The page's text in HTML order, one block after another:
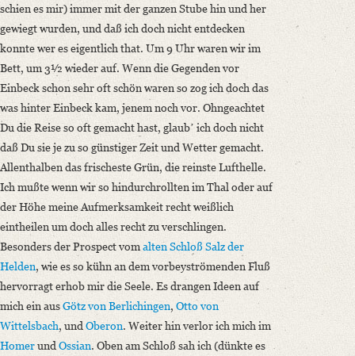
schien es mir) immer mit der ganzen Stube hin und her
gewiegt wurden, und daß ich doch nicht entdecken
konnte wer es eigentlich that. Um 9 Uhr waren wir im
Bett, um 3½ wieder auf. Wenn die Gegenden vor
Einbeck schon sehr oft schön waren so zog ich doch das
was hinter Einbeck kam, jenem noch vor. Ohngeachtet
Du die Reise so oft gemacht hast, glaubʼ ich doch nicht
daß Du sie je zu so günstiger Zeit und Wetter gemacht.
Allenthalben das frischeste Grün, die reinste Lufthelle.
Ich mußte wenn wir so hindurchrollten im Thal oder auf
der Höhe meine Aufmerksamkeit recht weißlich
eintheilen um doch alles recht zu verschlingen.
Besonders der Prospect vomalten SchloßSalz der
Helden, wie es so kühn an dem vorbeyströmenden Fluß
hervorragt erhob mir die Seele. Es drangen Ideen auf
mich ein ausGötz von Berlichingen, Otto von
Wittelsbach, und Oberon. Weiter hin verlor ich mich im
Homerund Ossian. Oben am Schloß sah ich (dünkte es